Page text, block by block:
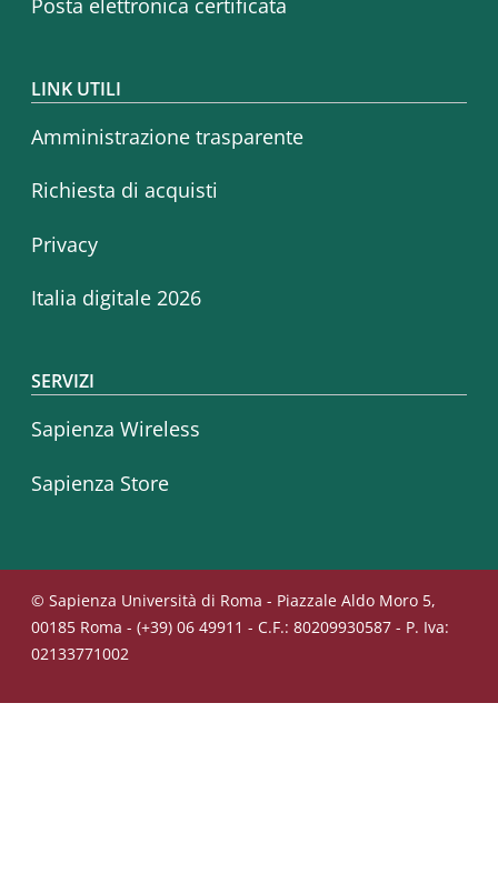
Posta elettronica certificata
LINK UTILI
Amministrazione trasparente
Richiesta di acquisti
Privacy
Italia digitale 2026
SERVIZI
Sapienza Wireless
Sapienza Store
© Sapienza Università di Roma - Piazzale Aldo Moro 5,
00185 Roma - (+39) 06 49911 - C.F.: 80209930587 - P. Iva:
02133771002